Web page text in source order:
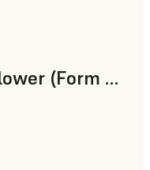
Flexible 80A Dust Blower (Form 4)